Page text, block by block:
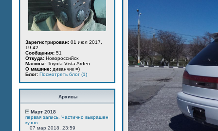
Зарегистрирован: 01 июл 2017,
19:42
Сообщения: 51
Откуда: Новороссийск
Машина: Toyota Vista Ardeo
О машине: диванчик =)
Блог: Посмотреть блог (1)
Архивы
Март 2018
первая запись. Частично выкрашен
кузов
07 мар 2018, 23:59